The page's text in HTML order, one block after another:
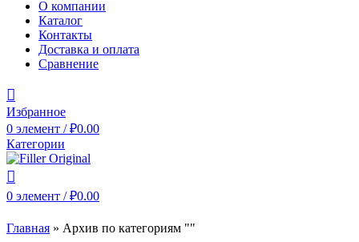
О компании
Каталог
Контакты
Доставка и оплата
Сравнение
Избранное
0 элемент / ₽0.00
Категории
0 элемент / ₽0.00
Главная » Архив по категориям ""